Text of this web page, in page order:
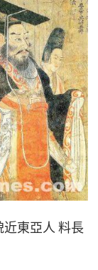
東亞人 料長